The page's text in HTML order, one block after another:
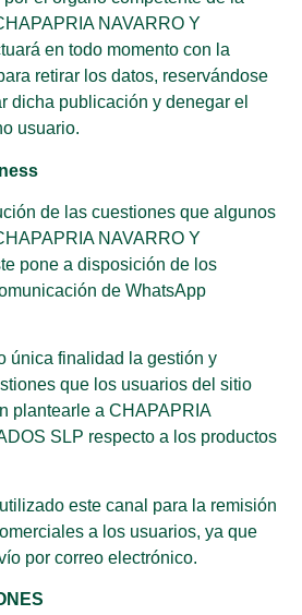
NAVARRO Y
en todo momento con la
retirar los datos, reservándose
dicha publicación y denegar el
usuario.
de las cuestiones que algunos
NAVARRO Y
pone a disposición de los
de WhatsApp
única finalidad la gestión y
que los usuarios del sitio
plantearle a CHAPAPRIA
SLP respecto a los productos
este canal para la remisión
a los usuarios, ya que
por correo electrónico.